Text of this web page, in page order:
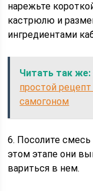
нарежьте
кастрюлю и
ингредиентами
Читать так же:
простой
самогоном
6. Посолите
этом этапе они
вариться в нем.